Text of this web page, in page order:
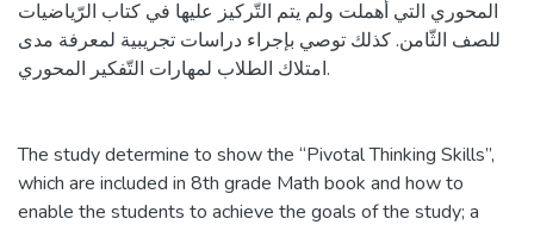
المحوري التي أُهملت ولم يتم التّركيز عليها في كتاب الرّياضيات
للصف الثّامن. كذلك توصي بإجراء دراسات تجريبية لمعرفة مدى
امتلاك الطلاب لمهارات التّفكير المحوري.
The study determine to show the “Pivotal Thinking Skills”,
which are included in 8th grade Math book and how to
enable the students to achieve the goals of the study; a